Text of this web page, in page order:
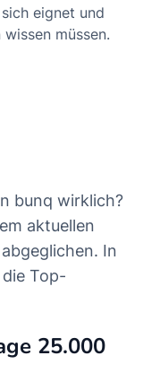
eignet und
müssen.
bunq wirklich?
aktuellen
abgeglichen. In
Top-
25.000